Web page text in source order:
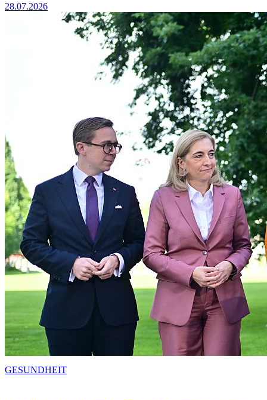
28.07.2026
GESUNDHEIT